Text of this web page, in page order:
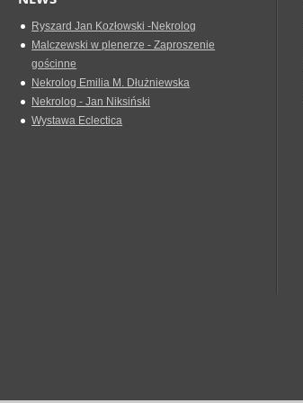
Ryszard Jan Kozłowski -Nekrolog
Malczewski w plenerze - Zaproszenie
gościnne
Nekrolog Emilia M. Dłużniewska
Nekrolog - Jan Niksiński
Wystawa Eclectica